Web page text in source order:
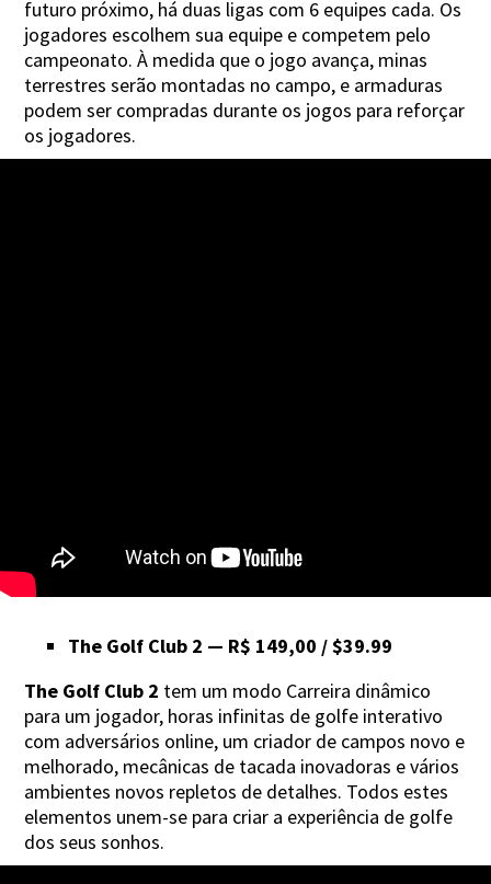
futuro próximo, há duas ligas com 6 equipes cada. Os
jogadores escolhem sua equipe e competem pelo
campeonato. À medida que o jogo avança, minas
terrestres serão montadas no campo, e armaduras
podem ser compradas durante os jogos para reforçar
os jogadores.
The Golf Club 2 — R$ 149,00 / $39.99
The Golf Club 2 tem um modo Carreira dinâmico
para um jogador, horas infinitas de golfe interativo
com adversários online, um criador de campos novo e
melhorado, mecânicas de tacada inovadoras e vários
ambientes novos repletos de detalhes. Todos estes
elementos unem-se para criar a experiência de golfe
dos seus sonhos.